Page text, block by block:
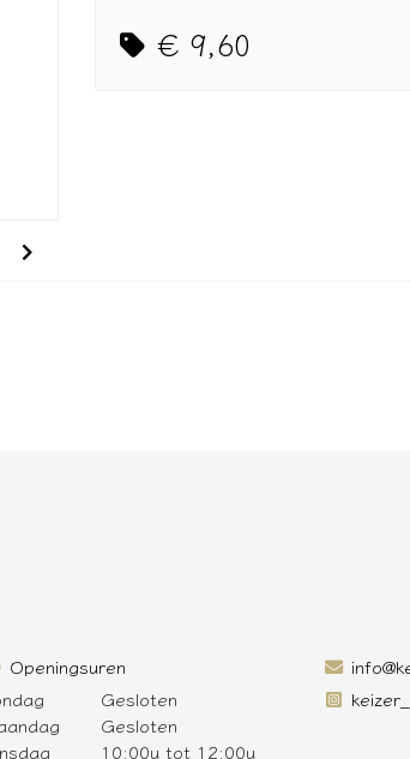
€ 9,60
Openingsuren
Gesloten
Gesloten
10:00u tot 12:00u